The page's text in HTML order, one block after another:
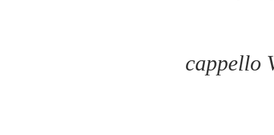
cappello